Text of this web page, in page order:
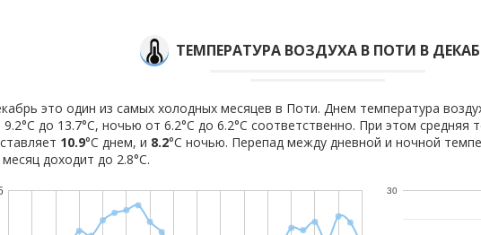
ТЕМПЕРАТУРА ВОЗДУХА В ПОТИ В
это один из самых холодных месяцев в Поти. Днем температура
9.2°C до 13.7°C, ночью от 6.2°C до 6.2°C соответственно. При этом средняя
10.9°C днем, и 8.2°C ночью. Перепад между дневной и ночной
месяц доходит до 2.8°С.
30